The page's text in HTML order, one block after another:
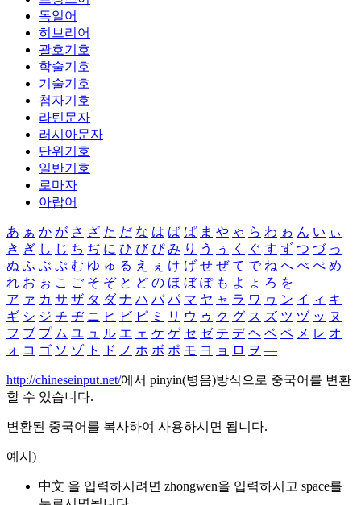
독일어
히브리어
괄호기호
학술기호
기술기호
첨자기호
라틴문자
러시아문자
단위기호
일반기호
로마자
아랍어
あ ぁ か が さ ざ た だ な は ば ぱ ま や ゃ ら わ ゎ ん い ぃ
き ぎ し じ ち ぢ に ひ び ぴ み り う ぅ く ぐ す ず つ づ っ
ぬ ふ ぶ ぷ む ゆ ゅ る え ぇ け げ せ ぜ て で ね へ べ ぺ め
れ お ぉ こ ご そ ぞ と ど の ほ ぼ ぽ も よ ょ ろ を
ア ァ カ サ ザ タ ダ ナ ハ バ パ マ ヤ ャ ラ ワ ヮ ン イ ィ キ
ギ シ ジ チ ヂ ニ ヒ ビ ピ ミ リ ウ ゥ ク グ ス ズ ツ ヅ ッ ヌ
フ ブ プ ム ユ ュ ル エ ェ ケ ゲ セ ゼ テ デ ヘ ベ ペ メ レ オ
ォ コ ゴ ソ ゾ ト ド ノ ホ ボ ポ モ ヨ ョ ロ ヲ ―
http://chineseinput.net/에서 pinyin(병음)방식으로 중국어를 변환
할 수 있습니다.
변환된 중국어를 복사하여 사용하시면 됩니다.
예시)
中文 을 입력하시려면 zhongwen을 입력하시고 space를